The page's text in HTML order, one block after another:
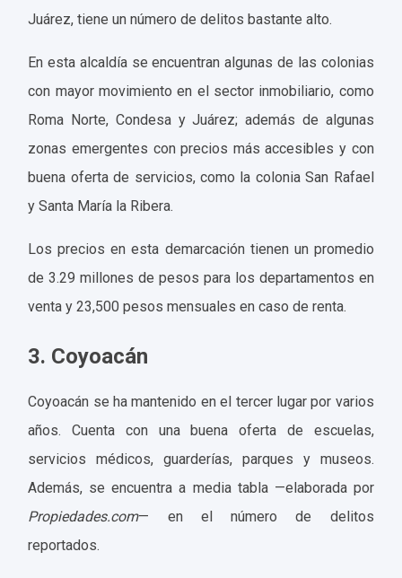
Juárez, tiene un número de delitos bastante alto.
En esta alcaldía se encuentran algunas de las colonias
con mayor movimiento en el sector inmobiliario, como
Roma Norte, Condesa y Juárez; además de algunas
zonas emergentes con precios más accesibles y con
buena oferta de servicios, como la colonia San Rafael
y Santa María la Ribera.
Los precios en esta demarcación tienen un promedio
de 3.29 millones de pesos para los departamentos en
venta y 23,500 pesos mensuales en caso de renta.
3. Coyoacán
Coyoacán se ha mantenido en el tercer lugar por varios
años. Cuenta con una buena oferta de escuelas,
servicios médicos, guarderías, parques y museos.
Además, se encuentra a media tabla —elaborada por
Propiedades.com— en el número de delitos
reportados.